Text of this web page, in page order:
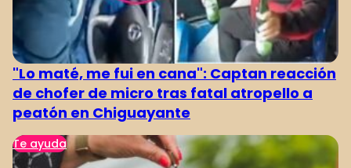
"Lo maté, me fui en cana": Captan reacción
de chofer de micro tras fatal atropello a
peatón en Chiguayante
Te ayuda